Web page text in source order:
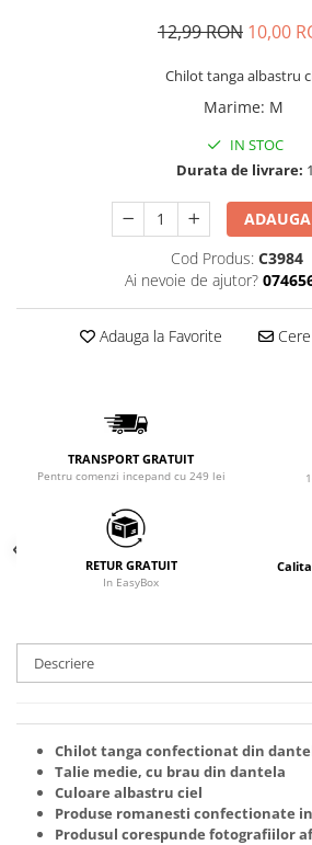
12,99 RON 10,00
Chilot tanga albastru
Marime: M
IN STOC
Durata de livrare: 1
Cod Produs: C3984
Ai nevoie de ajutor?
Adauga la Favorite Cere
TRANSPORT GRATUIT
Pentru comenzi incepand cu 249 lei
RETUR GRATUIT
In EasyBox
Descriere
Chilot tanga confectionat din
Talie medie, cu brau din dantela
Culoare albastru ciel
Produse romanesti confectionate
Produsul corespunde fotografiilor